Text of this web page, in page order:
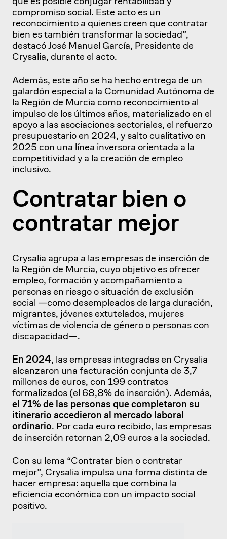
compromiso social. Este acto es un
reconocimiento a quienes creen que contratar
bien es también transformar la sociedad”,
destacó José Manuel García, Presidente de
Crysalia, durante el acto.
Además, este año se ha hecho entrega de un
galardón especial a la Comunidad Autónoma de
la Región de Murcia como reconocimiento al
impulso de los últimos años, materializado en el
apoyo a las asociaciones sectoriales, el refuerzo
presupuestario en 2024, y salto cualitativo en
2025 con una línea inversora orientada a la
competitividad y a la creación de empleo
inclusivo.
Contratar bien o
contratar mejor
Crysalia agrupa a las empresas de inserción de
la Región de Murcia, cuyo objetivo es ofrecer
empleo, formación y acompañamiento a
personas en riesgo o situación de exclusión
social —como desempleados de larga duración,
migrantes, jóvenes extutelados, mujeres
víctimas de violencia de género o personas con
discapacidad—.
En 2024, las empresas integradas en Crysalia
alcanzaron una facturación conjunta de 3,7
millones de euros, con 199 contratos
formalizados (el 68,8% de inserción). Además,
el 71% de las personas que completaron su
itinerario accedieron al mercado laboral
ordinario. Por cada euro recibido, las empresas
de inserción retornan 2,09 euros a la sociedad.
Con su lema “Contratar bien o contratar
mejor”, Crysalia impulsa una forma distinta de
hacer empresa: aquella que combina la
eficiencia económica con un impacto social
positivo.